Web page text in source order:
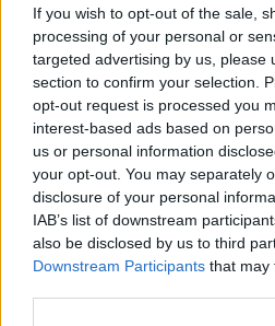
If you wish to opt-out of the sale,
processing of your personal or
targeted advertising by us, please
section to confirm your selection.
opt-out request is processed you
interest-based ads based on
us or personal information
your opt-out. You may separately
disclosure of your personal
IAB’s list of downstream
also be disclosed by us to third
Downstream Participants that may
Portfolio
2020. január 27. 17:20
Hatalmasat estek az
befektetőket a koronavírus
A magyar tőzsde eséssel
hazai blue chipek közül az
leggyengébben. A
kerültek a hétfői
2020. január 27. 17:20